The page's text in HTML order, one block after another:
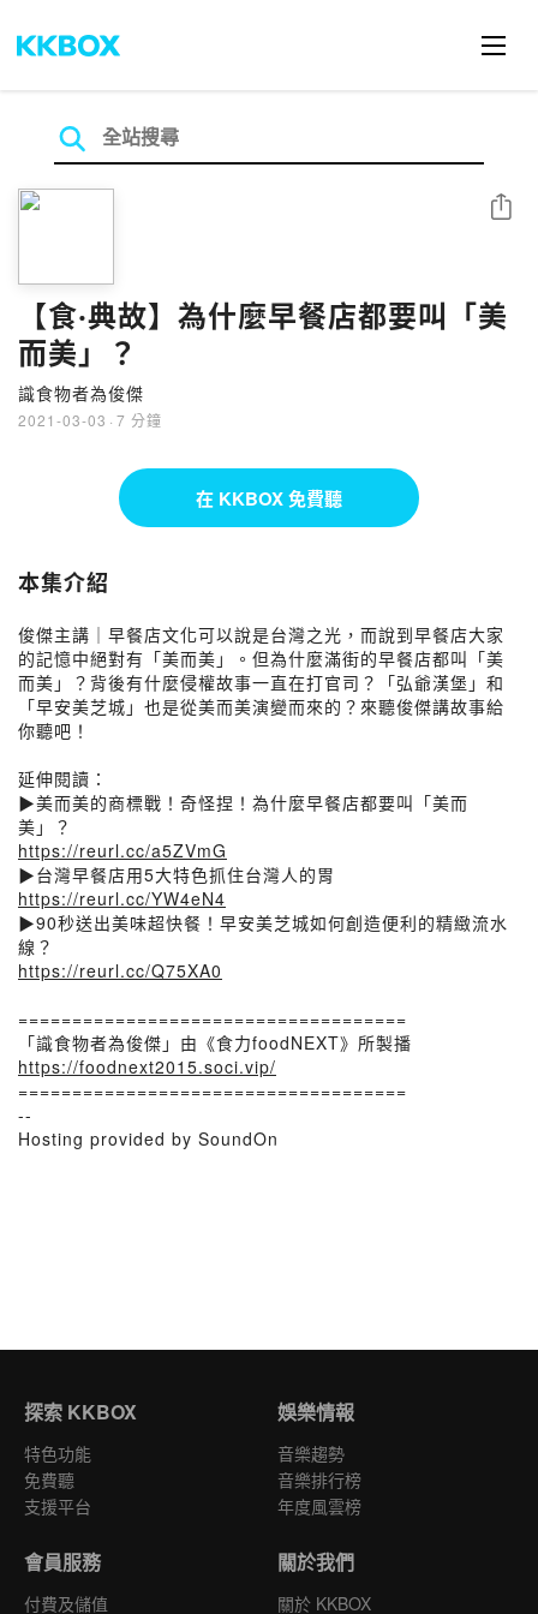
【食‧典故】為什麼早餐店都要叫「美
而美」？
識食物者為俊傑
2021-03-03 · 7 分鐘
分享
在 KKBOX 免費聽
本集介紹
俊傑主講｜早餐店文化可以說是台灣之光，而說到早餐店大家
的記憶中絕對有「美而美」。但為什麼滿街的早餐店都叫「美
而美」？背後有什麼侵權故事一直在打官司？「弘爺漢堡」和
「早安美芝城」也是從美而美演變而來的？來聽俊傑講故事給
你聽吧！
延伸閱讀：
▶美而美的商標戰！奇怪捏！為什麼早餐店都要叫「美而
美」？
https://reurl.cc/a5ZVmG
▶台灣早餐店用5大特色抓住台灣人的胃
https://reurl.cc/YW4eN4
▶90秒送出美味超快餐！早安美芝城如何創造便利的精緻流水
線？
https://reurl.cc/Q75XA0
====================================
「識食物者為俊傑」由《食力foodNEXT》所製播
https://foodnext2015.soci.vip/
====================================
--
Hosting provided by SoundOn
探索 KKBOX
特色功能
免費聽
支援平台
娛樂情報
音樂趨勢
音樂排行榜
年度風雲榜
會員服務
付費及儲值
關於我們
關於 KKBOX